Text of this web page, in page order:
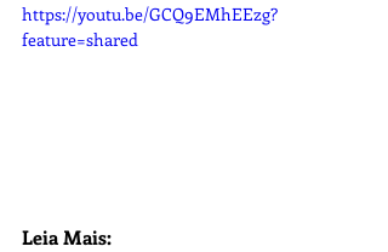
https://youtu.be/GCQ9EMhEEzg?
feature=shared
Leia Mais: